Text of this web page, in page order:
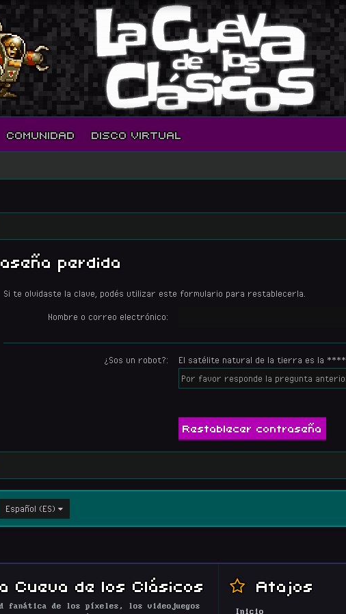
COMUNIDAD DISCO VIRTUAL
perdida
Si te olvidaste la clave, podés utilizar este formulario para restablecerla.
Nombre o correo electrónico:
¿Sos un robot?: El satélite natural de la tierra es la ****
Español (ES)
Cueva de los Clásicos
fanática de los píxeles, los videojuegos
Atajos
Inicio